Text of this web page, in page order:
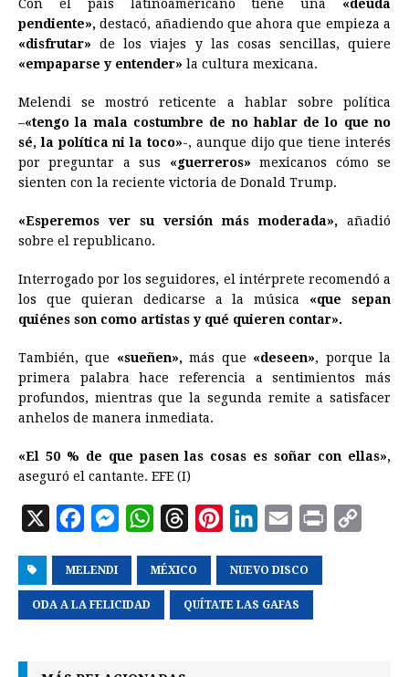
Con el país latinoamericano tiene una «deuda
pendiente», destacó, añadiendo que ahora que empieza a
«disfrutar» de los viajes y las cosas sencillas, quiere
«empaparse y entender» la cultura mexicana.
Melendi se mostró reticente a hablar sobre política
–«tengo la mala costumbre de no hablar de lo que no
sé, la política ni la toco»-, aunque dijo que tiene interés
por preguntar a sus «guerreros» mexicanos cómo se
sienten con la reciente victoria de Donald Trump.
«Esperemos ver su versión más moderada», añadió
sobre el republicano.
Interrogado por los seguidores, el intérprete recomendó a
los que quieran dedicarse a lamúsica
«que sepan
quiénes son como artistas y qué quieren contar».
También, que «sueñen»,más que «deseen», porque la
primera palabra hace referencia a sentimientos más
profundos, mientras que la segunda remite a satisfacer
anhelos de manera inmediata.
«El 50 % de que pasen las cosas es soñar con ellas»,
aseguró el cantante. EFE (I)
X
c
e
M
s
W
a
r
e
n
t
n
k
a
i
MELENDI MÉXICO NUEVO DISCO
ODA A LA FELICIDAD QUÍTATE LAS GAFAS